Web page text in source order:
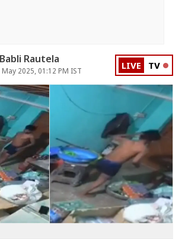
Babli Rautela
May 2025, 01:12 PM IST LIVE TV